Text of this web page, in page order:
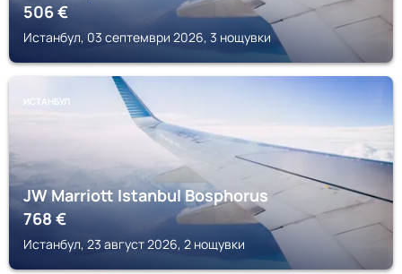
506€
Истанбул, 03 септември 2026, 3 нощувки
ИСТАНБУЛ
JW Marriott Istanbul Bosphorus
768€
Истанбул, 23 август 2026, 2 нощувки